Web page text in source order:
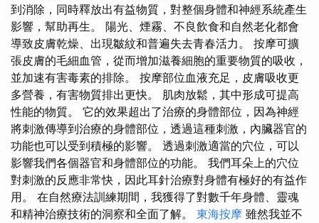
到消除，同時釋放出有益物質，對整個身體和神經系統產生
影響，幫助再生。 陽光、煙霧、不良飲食和自然老化都會
導致皮膚乾燥、出現皺紋和普遍失去青春活力。 按摩可擴
張皮膚的毛細血管，從而增加滋養細胞的重要物質的吸收，
並加速有害毒素的排除。 按摩部位血液充足，皮膚吸收更
多營養，有害物質排出更快。 肌肉放鬆，其中形成可提高
性能的物質。 它的效果超出了治療的身體部位，因為神經
將刺激傳導到治療的身體部位，透過這種刺激，內臟器官的
功能也可以受到積極的影響。 透過刺激適當的穴位，可以
影響我們各個器官和身體部位的功能。 我們耳朵上的穴位
對刺激的反應非常快，因此耳針治療對身體有極好的有益作
用。 在自然療法訓練期間，我獲得了對數千年身體、靈魂
和精神治療技術的洞察和全面了解。 東海按摩 雖然我並不